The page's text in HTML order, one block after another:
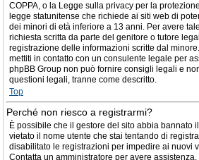
COPPA, o la Legge sulla privacy per la
legge statunitense che richiede ai siti web di
dei minori di età inferiore a 13 anni. Per avere
richiesta scritta da parte del genitore o tutore
registrazione delle informazioni scritte dal
mettiti in contatto con un consulente legale per
phpBB Group non può fornire consigli legali e
questioni legali, tranne come descritto.
Top
Perché non riesco a registrarmi?
È possibile che il gestore del sito abbia bannato
vietato il nome utente che stai tentando di
disabilitato le registrazioni per impedire ai nuovi
Contatta un amministratore per avere assistenza.